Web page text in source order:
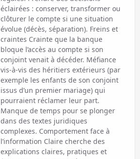
éclairées : conserver, transformer ou
clôturer le compte si une situation
évolue (décès, séparation). Freins et
craintes Crainte que la banque
bloque l’accès au compte si son
conjoint venait à décéder. Méfiance
vis-à-vis des héritiers extérieurs (par
exemple les enfants de son conjoint
issus d’un premier mariage) qui
pourraient réclamer leur part.
Manque de temps pour se plonger
dans des textes juridiques
complexes. Comportement face à
l’information Claire cherche des
explications claires, pratiques et